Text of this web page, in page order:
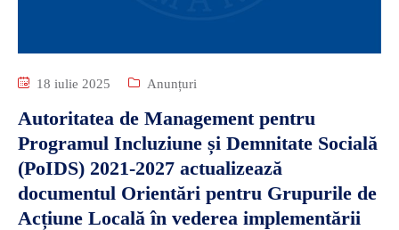
18 iulie 2025 Anunțuri
Autoritatea de Management pentru
Programul Incluziune și Demnitate Socială
(PoIDS) 2021-2027 actualizează
documentul Orientări pentru Grupurile de
Acțiune Locală în vederea implementării